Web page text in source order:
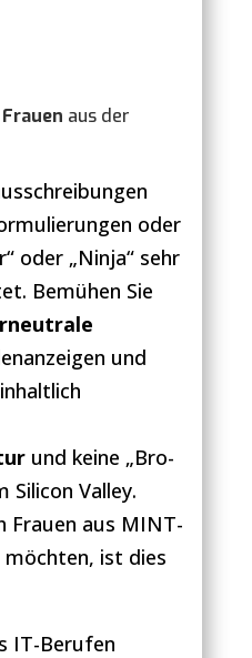
Frauen aus der
oder
oder „Ninja“ sehr
Bemühen Sie
und
und keine „Bro-
Silicon Valley.
Frauen aus MINT-
ist dies
IT-Berufen